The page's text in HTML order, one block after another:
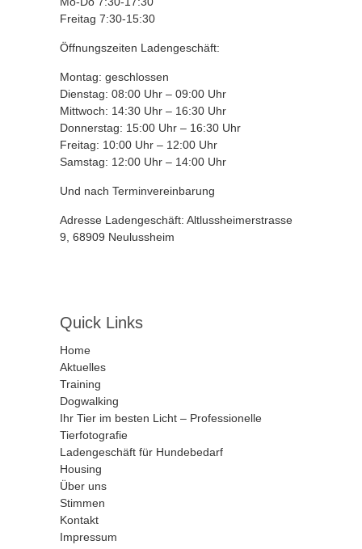
Freitag 7:30-15:30
Öffnungszeiten Ladengeschäft:
Montag: geschlossen
Dienstag: 08:00 Uhr – 09:00 Uhr
Mittwoch: 14:30 Uhr – 16:30 Uhr
Donnerstag: 15:00 Uhr – 16:30 Uhr
Freitag: 10:00 Uhr – 12:00 Uhr
Samstag: 12:00 Uhr – 14:00 Uhr
Und nach Terminvereinbarung
Adresse Ladengeschäft: Altlussheimerstrasse
9, 68909 Neulussheim
Quick Links
Home
Aktuelles
Training
Dogwalking
Ihr Tier im besten Licht – Professionelle
Tierfotografie
Ladengeschäft für Hundebedarf
Housing
Über uns
Stimmen
Kontakt
Impressum